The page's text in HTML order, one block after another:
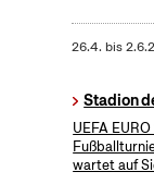
26.4. bis
Stadion
UEFA
wartet auf